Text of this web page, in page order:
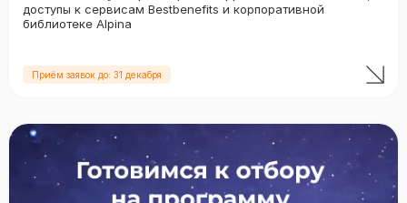
доступы к сервисам Bestbenefits и корпоративной
библиотеке Alpina
Приём заявок до: 31 декабря